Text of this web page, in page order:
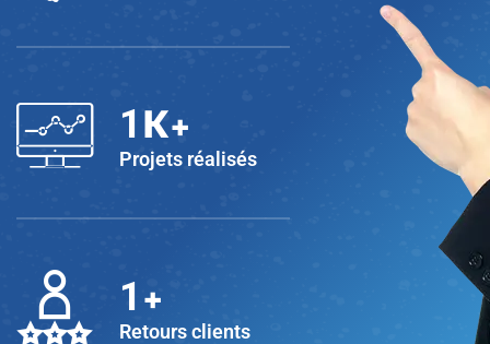
1 K+
Projets réalisés
1 +
Retours clients